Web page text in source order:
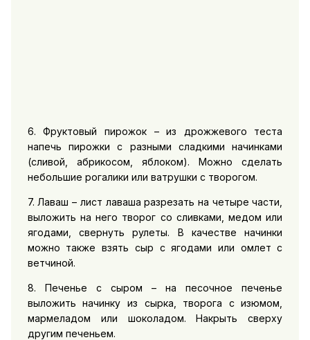
6. Фруктовый пирожок – из дрожжевого теста
напечь пирожки с разными сладкими начинками
(сливой, абрикосом, яблоком). Можно сделать
небольшие рогалики или ватрушки с творогом.
7. Лаваш – лист лаваша разрезать на четыре части,
выложить на него творог со сливками, медом или
ягодами, свернуть рулеты. В качестве начинки
можно также взять сыр с ягодами или омлет с
ветчиной.
8. Печенье с сыром – на песочное печенье
выложить начинку из сырка, творога с изюмом,
мармеладом или шоколадом. Накрыть сверху
другим печеньем.